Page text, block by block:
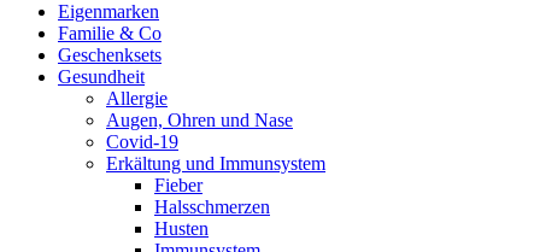
Eigenmarken
Familie & Co
Geschenksets
Gesundheit
Allergie
Augen, Ohren und Nase
Covid-19
Erkältung und Immunsystem
Fieber
Halsschmerzen
Husten